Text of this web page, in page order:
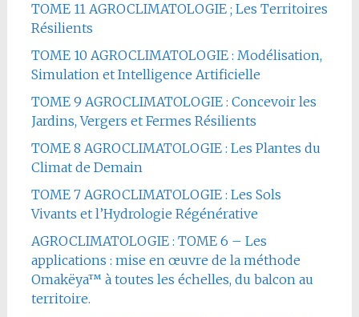
TOME 11 AGROCLIMATOLOGIE ; Les Territoires
Résilients
TOME 10 AGROCLIMATOLOGIE : Modélisation,
Simulation et Intelligence Artificielle
TOME 9 AGROCLIMATOLOGIE : Concevoir les
Jardins, Vergers et Fermes Résilients
TOME 8 AGROCLIMATOLOGIE : Les Plantes du
Climat de Demain
TOME 7 AGROCLIMATOLOGIE : Les Sols
Vivants et l’Hydrologie Régénérative
AGROCLIMATOLOGIE : TOME 6 – Les
applications : mise en œuvre de la méthode
Omakëya™ à toutes les échelles, du balcon au
territoire.